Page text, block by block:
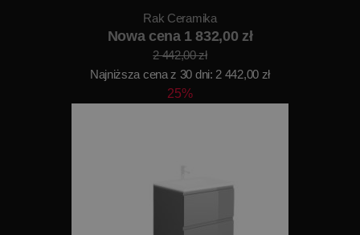
Rak Ceramika
Nowa cena 1 832,00 zł
2 442,00 zł
Najniższa cena z 30 dni: 2 442,00 zł
25%